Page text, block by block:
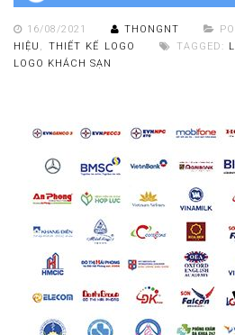
16/08/2021 THONGNT
HIỆU , THIẾT KẾ LOGO TAGGED:
LOGO KHÁCH SẠN